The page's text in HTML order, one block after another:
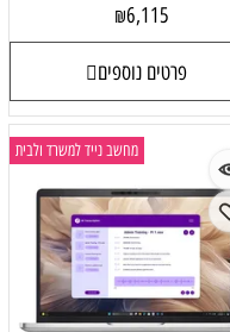
₪6,115
פרטים נוספים
מחשב נייד למשרד ולבית